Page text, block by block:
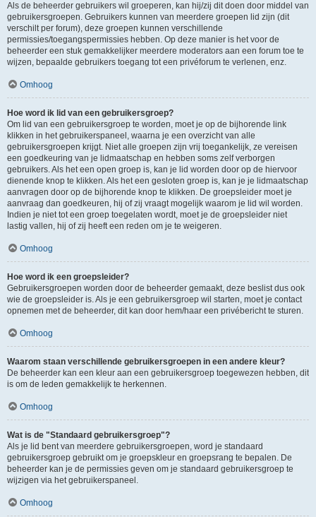
Als de beheerder gebruikers wil groeperen, kan hij/zij dit doen door middel van
gebruikersgroepen. Gebruikers kunnen van meerdere groepen lid zijn (dit
verschilt per forum), deze groepen kunnen verschillende
permissies/toegangspermissies hebben. Op deze manier is het voor de
beheerder een stuk gemakkelijker meerdere moderators aan een forum toe te
wijzen, bepaalde gebruikers toegang tot een privéforum te verlenen, enz.
Omhoog
Hoe word ik lid van een gebruikersgroep?
Om lid van een gebruikersgroep te worden, moet je op de bijhorende link
klikken in het gebruikerspaneel, waarna je een overzicht van alle
gebruikersgroepen krijgt. Niet alle groepen zijn vrij toegankelijk, ze vereisen
een goedkeuring van je lidmaatschap en hebben soms zelf verborgen
gebruikers. Als het een open groep is, kan je lid worden door op de hiervoor
dienende knop te klikken. Als het een gesloten groep is, kan je je lidmaatschap
aanvragen door op de bijhorende knop te klikken. De groepsleider moet je
aanvraag dan goedkeuren, hij of zij vraagt mogelijk waarom je lid wil worden.
Indien je niet tot een groep toegelaten wordt, moet je de groepsleider niet
lastig vallen, hij of zij heeft een reden om je te weigeren.
Omhoog
Hoe word ik een groepsleider?
Gebruikersgroepen worden door de beheerder gemaakt, deze beslist dus ook
wie de groepsleider is. Als je een gebruikersgroep wil starten, moet je contact
opnemen met de beheerder, dit kan door hem/haar een privébericht te sturen.
Omhoog
Waarom staan verschillende gebruikersgroepen in een andere kleur?
De beheerder kan een kleur aan een gebruikersgroep toegewezen hebben, dit
is om de leden gemakkelijk te herkennen.
Omhoog
Wat is de "Standaard gebruikersgroep"?
Als je lid bent van meerdere gebruikersgroepen, word je standaard
gebruikersgroep gebruikt om je groepskleur en groepsrang te bepalen. De
beheerder kan je de permissies geven om je standaard gebruikersgroep te
wijzigen via het gebruikerspaneel.
Omhoog